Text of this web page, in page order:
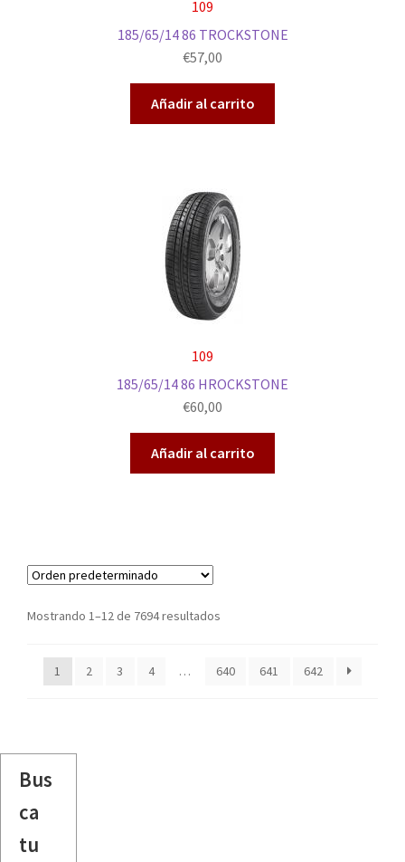
109
185/65/14 86 TROCKSTONE
€57,00
Añadir al carrito
109
185/65/14 86 HROCKSTONE
€60,00
Añadir al carrito
Mostrando 1–12 de 7694 resultados
1 2 3 4 … 640 641 642
Bus
ca
tu